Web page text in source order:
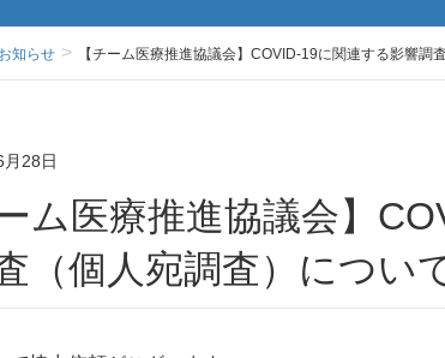
お知らせ 【チーム医療推進協議会】COVID-19に関連する影響
28日
（個人宛調査）につい